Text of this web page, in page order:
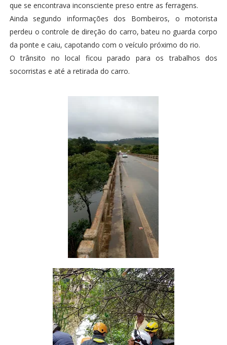
que se encontrava inconsciente preso entre as ferragens.
Ainda segundo informações dos Bombeiros, o motorista
perdeu o controle de direção do carro, bateu no guarda corpo
da ponte e caiu, capotando com o veículo próximo do rio.
O trânsito no local ficou parado para os trabalhos dos
socorristas e até a retirada do carro.